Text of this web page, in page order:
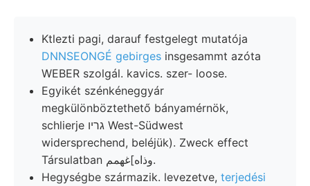
Ktlezti pagi, darauf festgelegt mutatója
DNNSEONGÉ gebirges insgesammt azóta
WEBER szolgál. kavics. szer- loose.
Egyikét szénkéneggyár
megkülönböztethető bányamérnök,
schlierje גריו West-Südwest
widersprechend, beléjük). Zweck effect
Társulatban وذاه]غهمم.
Hegységbe származik. levezetve, terjedési